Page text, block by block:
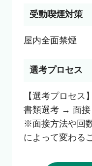
受動喫煙対策
選考プロセス
【選考プロセス】
書類選考 → 面接
※面接方法や回
によって変わる